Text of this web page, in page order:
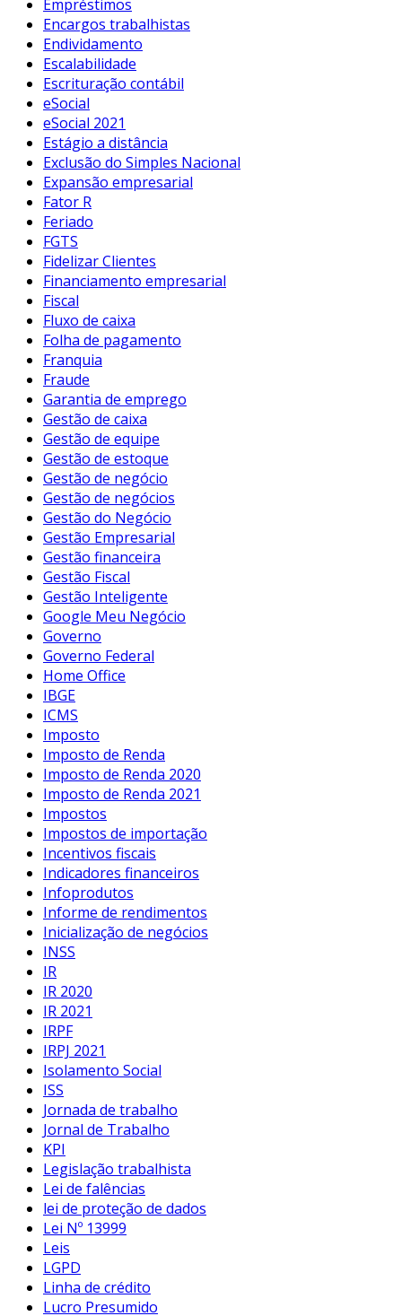
Empréstimos
Encargos trabalhistas
Endividamento
Escalabilidade
Escrituração contábil
eSocial
eSocial 2021
Estágio a distância
Exclusão do Simples Nacional
Expansão empresarial
Fator R
Feriado
FGTS
Fidelizar Clientes
Financiamento empresarial
Fiscal
Fluxo de caixa
Folha de pagamento
Franquia
Fraude
Garantia de emprego
Gestão de caixa
Gestão de equipe
Gestão de estoque
Gestão de negócio
Gestão de negócios
Gestão do Negócio
Gestão Empresarial
Gestão financeira
Gestão Fiscal
Gestão Inteligente
Google Meu Negócio
Governo
Governo Federal
Home Office
IBGE
ICMS
Imposto
Imposto de Renda
Imposto de Renda 2020
Imposto de Renda 2021
Impostos
Impostos de importação
Incentivos fiscais
Indicadores financeiros
Infoprodutos
Informe de rendimentos
Inicialização de negócios
INSS
IR
IR 2020
IR 2021
IRPF
IRPJ 2021
Isolamento Social
ISS
Jornada de trabalho
Jornal de Trabalho
KPI
Legislação trabalhista
Lei de falências
lei de proteção de dados
Lei Nº 13999
Leis
LGPD
Linha de crédito
Lucro Presumido